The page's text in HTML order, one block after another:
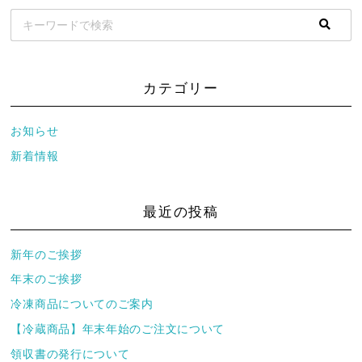
カテゴリー
お知らせ
新着情報
最近の投稿
新年のご挨拶
年末のご挨拶
冷凍商品についてのご案内
【冷蔵商品】年末年始のご注文について
領収書の発行について